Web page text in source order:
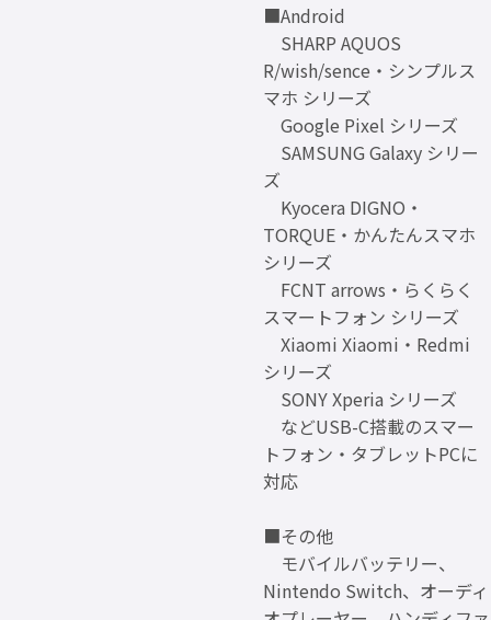
■Android
SHARP AQUOS
R/wish/sence・シンプルス
マホ シリーズ
Google Pixel シリーズ
SAMSUNG Galaxy シリー
ズ
Kyocera DIGNO・
TORQUE・かんたんスマホ
シリーズ
FCNT arrows・らくらく
スマートフォン シリーズ
Xiaomi Xiaomi・Redmi
シリーズ
SONY Xperia シリーズ
などUSB-C搭載のスマー
トフォン・タブレットPCに
対応
■その他
モバイルバッテリー、
Nintendo Switch、オーディ